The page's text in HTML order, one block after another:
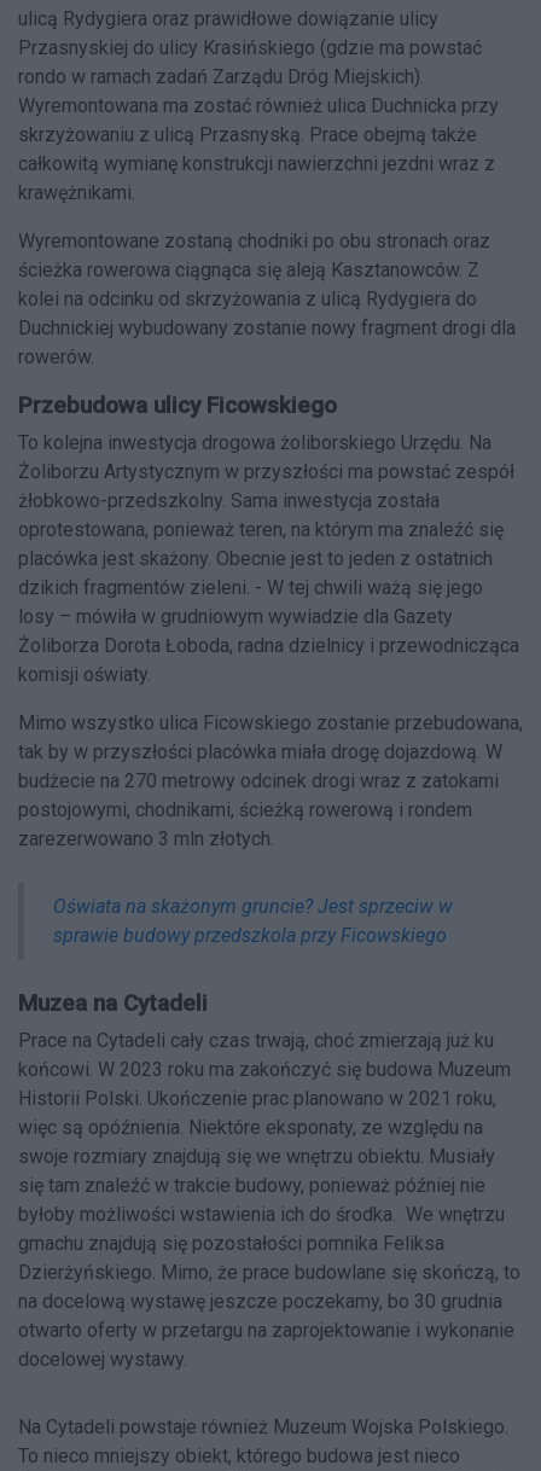
ulicą Rydygiera oraz prawidłowe dowiązanie ulicy
Przasnyskiej do ulicy Krasińskiego (gdzie ma powstać
rondo w ramach zadań Zarządu Dróg Miejskich).
Wyremontowana ma zostać również ulica Duchnicka przy
skrzyżowaniu z ulicą Przasnyską. Prace obejmą także
całkowitą wymianę konstrukcji nawierzchni jezdni wraz z
krawężnikami.
Wyremontowane zostaną chodniki po obu stronach oraz
ścieżka rowerowa ciągnąca się aleją Kasztanowców. Z
kolei na odcinku od skrzyżowania z ulicą Rydygiera do
Duchnickiej wybudowany zostanie nowy fragment drogi dla
rowerów.
Przebudowa ulicy Ficowskiego
To kolejna inwestycja drogowa żoliborskiego Urzędu. Na
Żoliborzu Artystycznym w przyszłości ma powstać zespół
żłobkowo-przedszkolny. Sama inwestycja została
oprotestowana, ponieważ teren, na którym ma znaleźć się
placówka jest skażony. Obecnie jest to jeden z ostatnich
dzikich fragmentów zieleni. - W tej chwili ważą się jego
losy – mówiła w grudniowym wywiadzie dla Gazety
Żoliborza Dorota Łoboda, radna dzielnicy i przewodnicząca
komisji oświaty.
Mimo wszystko ulica Ficowskiego zostanie przebudowana,
tak by w przyszłości placówka miała drogę dojazdową. W
budżecie na 270 metrowy odcinek drogi wraz z zatokami
postojowymi, chodnikami, ścieżką rowerową i rondem
zarezerwowano 3 mln złotych.
Oświata na skażonym gruncie? Jest sprzeciw w
sprawie budowy przedszkola przy Ficowskiego
Muzea na Cytadeli
Prace na Cytadeli cały czas trwają, choć zmierzają już ku
końcowi. W 2023 roku ma zakończyć się budowa Muzeum
Historii Polski. Ukończenie prac planowano w 2021 roku,
więc są opóźnienia. Niektóre eksponaty, ze względu na
swoje rozmiary znajdują się we wnętrzu obiektu. Musiały
się tam znaleźć w trakcie budowy, ponieważ później nie
byłoby możliwości wstawienia ich do środka. We wnętrzu
gmachu znajdują się pozostałości pomnika Feliksa
Dzierżyńskiego. Mimo, że prace budowlane się skończą, to
na docelową wystawę jeszcze poczekamy, bo 30 grudnia
otwarto oferty w przetargu na zaprojektowanie i wykonanie
docelowej wystawy.
Na Cytadeli powstaje również Muzeum Wojska Polskiego.
To nieco mniejszy obiekt, którego budowa jest nieco